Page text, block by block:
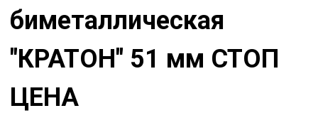
биметаллическая
"КРАТОН" 51 мм СТОП
ЦЕНА